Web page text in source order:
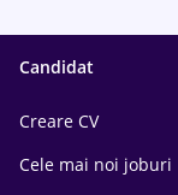
Candidat
Creare CV
Cele mai noi joburi